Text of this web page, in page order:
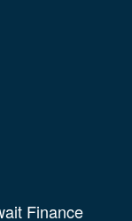
Finance